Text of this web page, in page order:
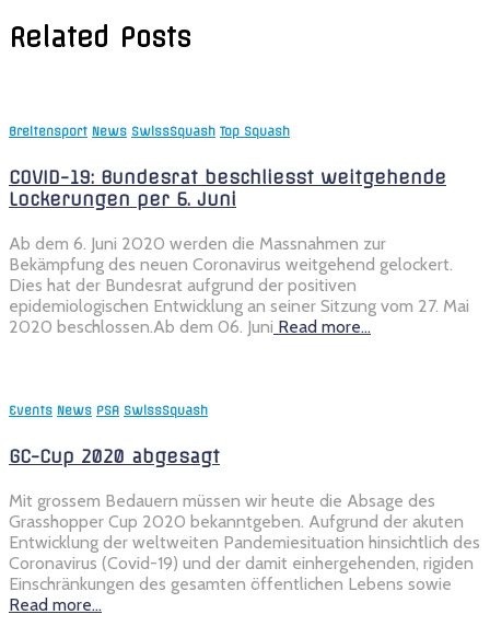
Related Posts
Breitensport News SwissSquash Top Squash
COVID-19: Bundesrat beschliesst weitgehende
Lockerungen per 6. Juni
Ab dem 6. Juni 2020 werden die Massnahmen zur
Bekämpfung des neuen Coronavirus weitgehend gelockert.
Dies hat der Bundesrat aufgrund der positiven
epidemiologischen Entwicklung an seiner Sitzung vom 27. Mai
2020 beschlossen.Ab dem 06. Juni Read more…
Events News PSA SwissSquash
GC-Cup 2020 abgesagt
Mit grossem Bedauern müssen wir heute die Absage des
Grasshopper Cup 2020 bekanntgeben. Aufgrund der akuten
Entwicklung der weltweiten Pandemiesituation hinsichtlich des
Coronavirus (Covid-19) und der damit einhergehenden, rigiden
Einschränkungen des gesamten öffentlichen Lebens sowie
Read more…